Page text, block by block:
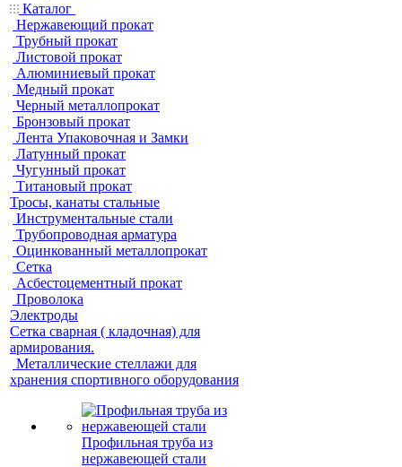
Каталог
Нержавеющий прокат
Трубный прокат
Листовой прокат
Алюминиевый прокат
Медный прокат
Черный металлопрокат
Бронзовый прокат
Лента Упаковочная и Замки
Латунный прокат
Чугунный прокат
Титановый прокат
Тросы, канаты стальные
Инструментальные стали
Трубопроводная арматура
Оцинкованный металлопрокат
Сетка
Асбестоцементный прокат
Проволока
Электроды
Сетка сварная ( кладочная) для
армирования.
Металлические стеллажи для
хранения спортивного оборудования
Профильная труба из
нержавеющей стали